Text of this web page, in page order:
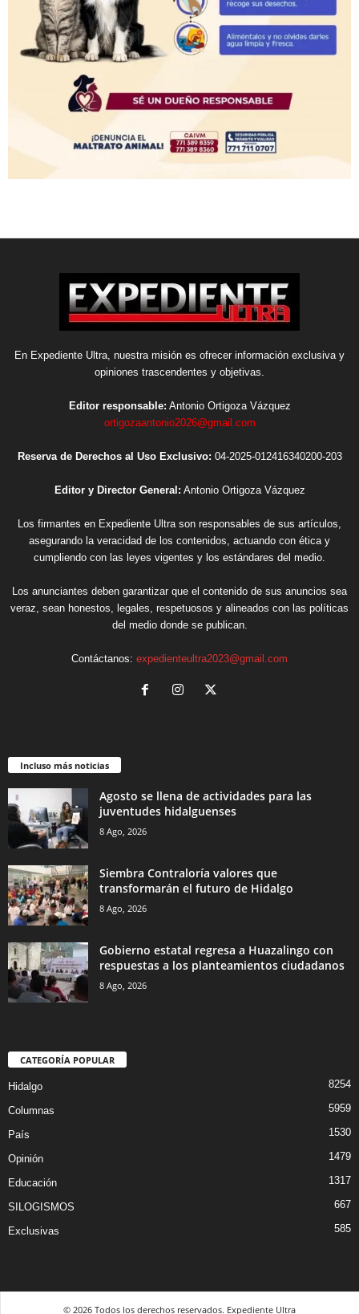
En Expediente Ultra, nuestra misión es ofrecer información exclusiva y
opiniones trascendentes y objetivas.
Editor responsable: Antonio Ortigoza Vázquez
ortigozaantonio2026@gmail.com
Reserva de Derechos al Uso Exclusivo: 04-2025-012416340200-203
Editor y Director General: Antonio Ortigoza Vázquez
Los firmantes en Expediente Ultra son responsables de sus artículos,
asegurando la veracidad de los contenidos, actuando con ética y
cumpliendo con las leyes vigentes y los estándares del medio.
Los anunciantes deben garantizar que el contenido de sus anuncios sea
veraz, sean honestos, legales, respetuosos y alineados con las políticas
del medio donde se publican.
Contáctanos: expedienteultra2023@gmail.com
Incluso más noticias
Agosto se llena de actividades para las
juventudes hidalguenses
8 Ago, 2026
Siembra Contraloría valores que
transformarán el futuro de Hidalgo
8 Ago, 2026
Gobierno estatal regresa a Huazalingo con
respuestas a los planteamientos ciudadanos
8 Ago, 2026
CATEGORÍA POPULAR
Hidalgo 8254
Columnas 5959
País 1530
Opinión 1479
Educación 1317
SILOGISMOS 667
Exclusivas 585
© 2026 Todos los derechos reservados. Expediente Ultra